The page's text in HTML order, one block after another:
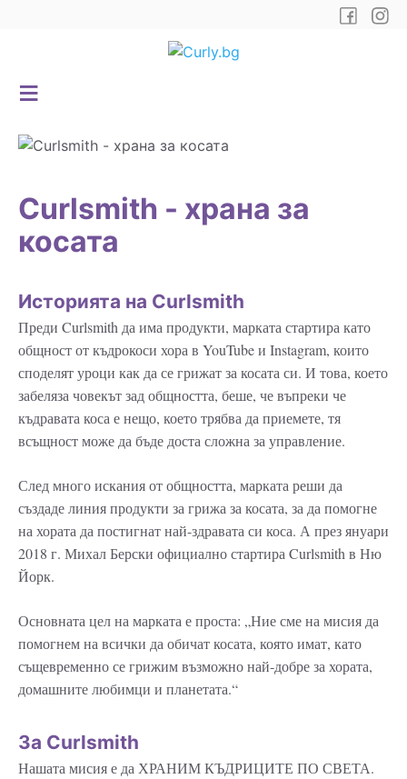
Curlsmith - храна за
косата
Историята на Curlsmith
Преди Curlsmith да има продукти, марката стартира като
общност от къдрокоси хора в YouTube и Instagram, които
споделят уроци как да се грижат за косата си. И това, което
забеляза човекът зад общността, беше, че въпреки че
къдравата коса е нещо, което трябва да приемете, тя
всъщност може да бъде доста сложна за управление.
След много искания от общността, марката реши да
създаде линия продукти за грижа за косата, за да помогне
на хората да постигнат най-здравата си коса. А през януари
2018 г. Михал Берски официално стартира Curlsmith в Ню
Йорк.
Основната цел на марката е проста: „Ние сме на мисия да
помогнем на всички да обичат косата, която имат, като
същевременно се грижим възможно най-добре за хората,
домашните любимци и планетата.“
За Curlsmith
Нашата мисия е да ХРАНИМ КЪДРИЦИТЕ ПО СВЕТА.